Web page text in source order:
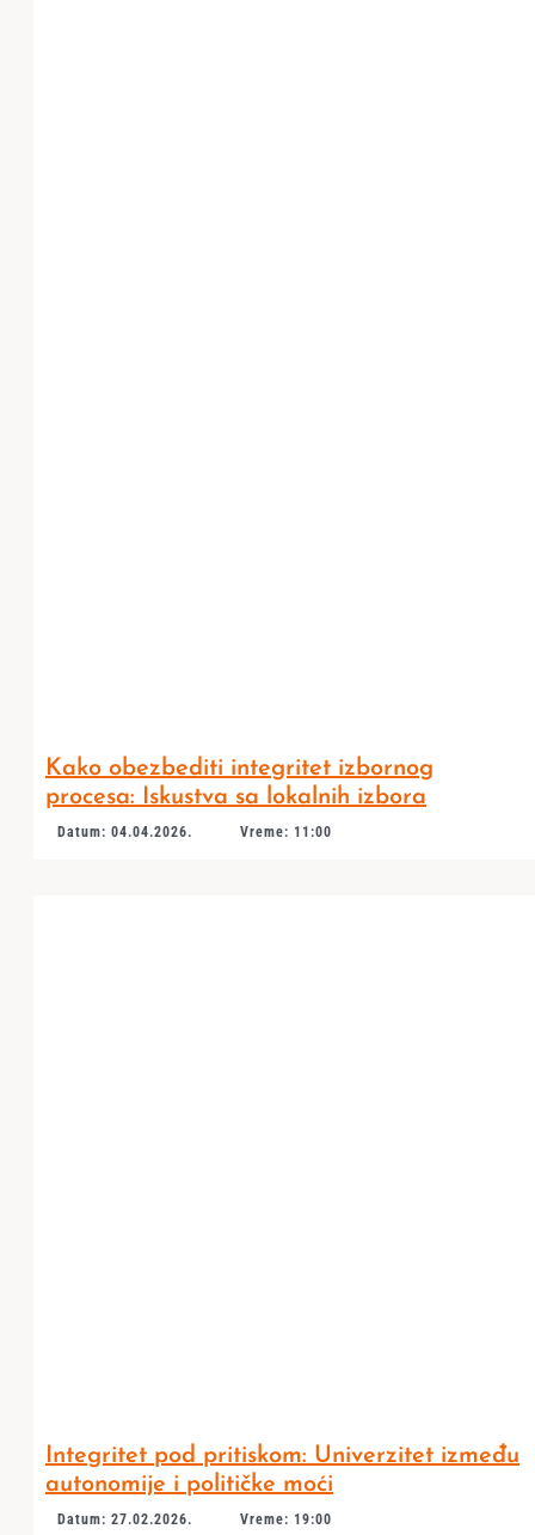
Kako obezbediti integritet izbornog
procesa: Iskustva sa lokalnih izbora
Datum: 04.04.2026. Vreme: 11:00
Integritet pod pritiskom: Univerzitet između
autonomije i političke moći
Datum: 27.02.2026. Vreme: 19:00